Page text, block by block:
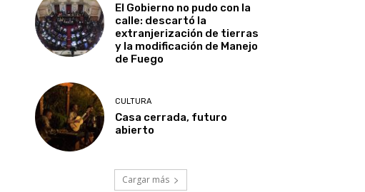
El Gobierno no pudo con la
calle: descartó la
extranjerización de tierras
y la modificación de Manejo
de Fuego
CULTURA
Casa cerrada, futuro
abierto
Cargar más